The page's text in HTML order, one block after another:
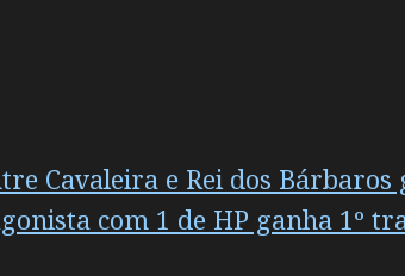
Cavaleira e Rei dos
com 1 de HP ganha 1º